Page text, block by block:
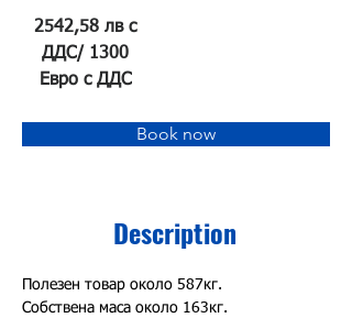
2542,58 лв с
ДДС/ 1300
Евро с ДДС
Book now
Description
Полезен товар около 587кг.
Собствена маса около 163кг.